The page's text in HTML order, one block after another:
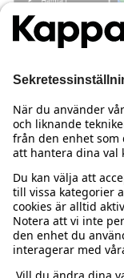
Behöver du hjälp?
Kundservice
Vanliga frågor
Beställning &
Kontakta oss
Kappahl Club
Logga in
Kappahl Club
Medlemsvillkor
Om oss
Om Kappahl
Villkor & policy
Köpvillkor
Mer från oss